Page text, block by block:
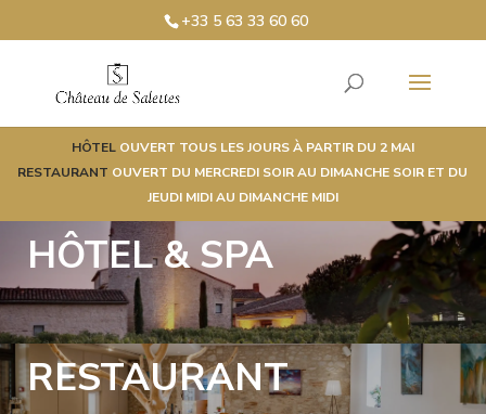
+33 5 63 33 60 60
HÔTELOUVERT TOUS LES JOURS À PARTIR DU 2 MAI
RESTAURANT OUVERT DU MERCREDI SOIR AU DIMANCHE SOIR ET DU
JEUDI MIDI AU DIMANCHE MIDI
HÔTEL & SPA
RESTAURANT